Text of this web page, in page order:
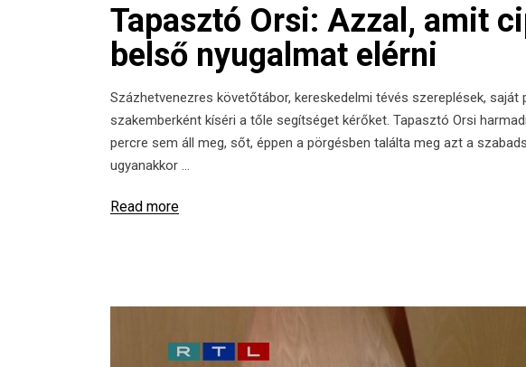
Tapasztó Orsi: Azzal, amit
belső nyugalmat elérni
Százhetvenezres követőtábor, kereskedelmi tévés szereplések,
szakemberként kíséri a tőle segítséget kérőket. Tapasztó Orsi
percre sem áll meg, sőt, éppen a pörgésben találta meg azt a
ugyanakkor
Read more